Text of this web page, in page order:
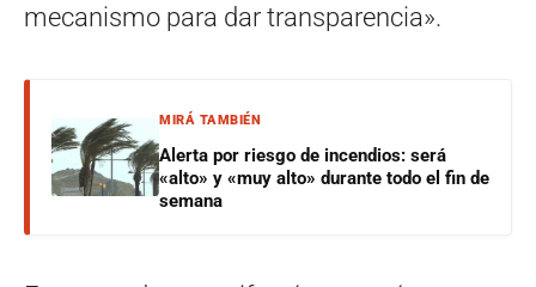
mecanismo para dar transparencia».
MIRÁ TAMBIÉN
Alerta por riesgo de incendios: será
«alto» y «muy alto» durante todo el fin de
semana